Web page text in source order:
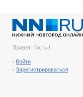
Привет, Гость !
- Войти
- Зарегистрироваться